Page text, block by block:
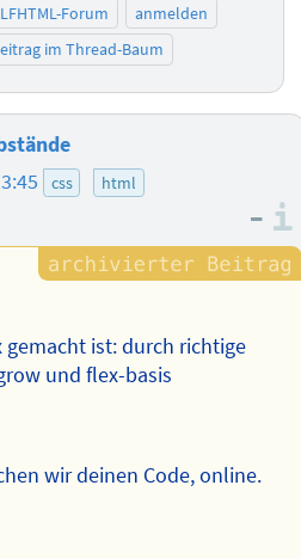
Forum
anmelden
im Thread-Baum
css html
–
gemacht ist: durch richtige
und flex-basis
wir deinen Code, online.